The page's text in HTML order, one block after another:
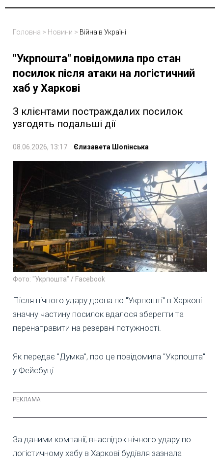
Головна > Новини > Війна в Україні
"Укрпошта" повідомила про стан
посилок після атаки на логістичний
хаб у Харкові
З клієнтами постраждалих посилок
узгодять подальші дії
08.06.2026, 13:17 Єлизавета Шопінська
Фото: "Укрпошта" / Facebook
Після нічного удару дрона по "Укрпошті" в Харкові
значну частину посилок вдалося зберегти та
перенаправити на резервні потужності.
Як передає "Думка", про це повідомила "Укрпошта"
у Фейсбуці.
За даними компанії, внаслідок нічного удару по
логістичному хабу в Харкові будівля зазнала